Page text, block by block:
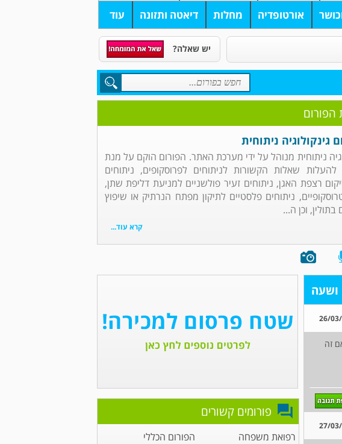
אורטופדיה מחלות דיאטה ותזונה עוד
יש שאלה?
הפורום
גינקולוגיה ניתוחית
ניתוחית מנוהל על ידי מערכת האתר. הפורום הוקם על מנת
שאלות הקשורות לניתוחים לפרוסקופים, ניתוחים
רצפת האגן, ניתוחים זעיר פולשניים למניעת דליפת שתן,
ניתוחים פלסטיים לתיקון מפתח הנרתיק או שיפוץ
וכן ה...
קרא עוד...
ושעה
זה
פורומים קשורים
רפואת משפחה הפורום הכללי